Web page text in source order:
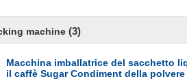
machine (3)
Macchina imballatrice del sacchetto
il caffè Sugar Condiment della